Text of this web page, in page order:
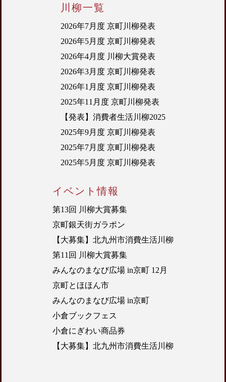
イベント情報
第13回 川柳大賞募集
京町銀天街ガラポン
【大募集】北九州市消費生活川柳
第11回 川柳大賞募集
みんなのまなび広場 in京町 12月
京町とほほん市
みんなのまなび広場 in京町
小倉ブックフェス
小倉にぎわい商品券
【大募集】北九州市消費生活川柳
川柳一覧
2026年7月度 京町川柳発表
2026年5月度 京町川柳発表
2026年4月度 川柳大賞発表
2026年3月度 京町川柳発表
2026年1月度 京町川柳発表
2025年11月度 京町川柳発表
【発表】消費者生活川柳2025
2025年9月度 京町川柳発表
2025年7月度 京町川柳発表
2025年5月度 京町川柳発表